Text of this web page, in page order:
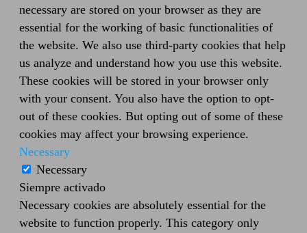
necessary are stored on your browser as they are
essential for the working of basic functionalities of
the website. We also use third-party cookies that help
us analyze and understand how you use this website.
These cookies will be stored in your browser only
with your consent. You also have the option to opt-
out of these cookies. But opting out of some of these
cookies may affect your browsing experience.
Necessary
Necessary
Siempre activado
Necessary cookies are absolutely essential for the
website to function properly. This category only